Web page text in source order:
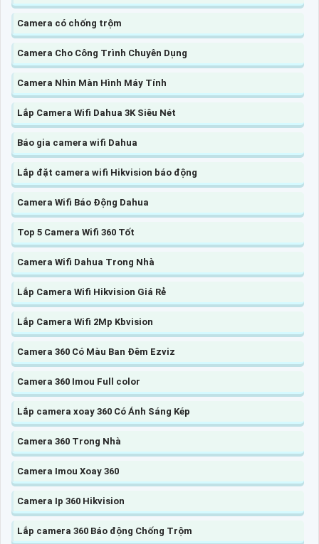
Camera có chống trộm
Camera Cho Công Trình Chuyên Dụng
Camera Nhìn Màn Hình Máy Tính
Lắp Camera Wifi Dahua 3K Siêu Nét
Báo gia camera wifi Dahua
Lắp đặt camera wifi Hikvision báo động
Camera Wifi Báo Động Dahua
Top 5 Camera Wifi 360 Tốt
Camera Wifi Dahua Trong Nhà
Lắp Camera Wifi Hikvision Giá Rẻ
Lắp Camera Wifi 2Mp Kbvision
Camera 360 Có Màu Ban Đêm Ezviz
Camera 360 Imou Full color
Lắp camera xoay 360 Có Ánh Sáng Kép
Camera 360 Trong Nhà
Camera Imou Xoay 360
Camera Ip 360 Hikvision
Lắp camera 360 Báo động Chống Trộm